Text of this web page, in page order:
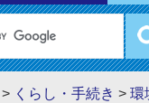
> くらし・手続き > 環